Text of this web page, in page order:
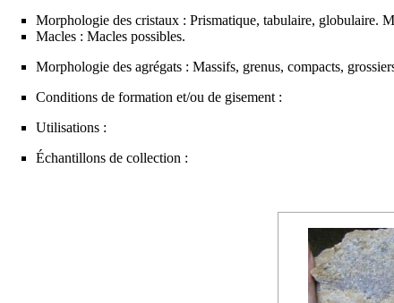
Morphologie des cristaux : Prismatique, tabulaire, globulaire.
Macles : Macles possibles.
Morphologie des agrégats : Massifs, grenus, compacts,
Conditions de formation et/ou de gisement :
Utilisations :
Échantillons de collection :